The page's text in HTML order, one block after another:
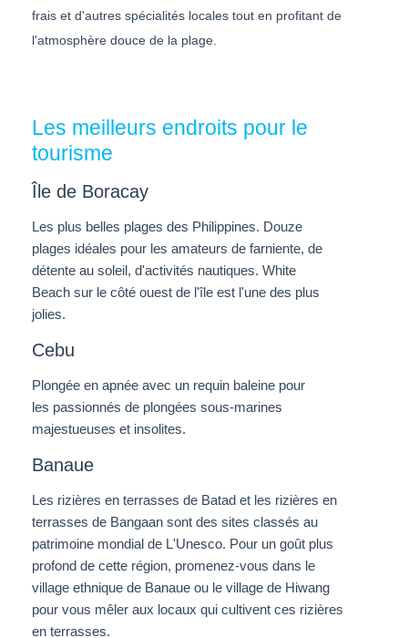
frais et d'autres spécialités locales tout en profitant de
l'atmosphère douce de la plage.
Les meilleurs endroits pour le
tourisme
Île de Boracay
Les plus belles plages des Philippines. Douze
plages idéales pour les amateurs de farniente, de
détente au soleil, d'activités nautiques. White
Beach sur le côté ouest de l'île est l'une des plus
jolies.
Cebu
Plongée en apnée avec un requin baleine pour
les passionnés de plongées sous-marines
majestueuses et insolites.
Banaue
Les rizières en terrasses de Batad et les rizières en
terrasses de Bangaan sont des sites classés au
patrimoine mondial de L'Unesco. Pour un goût plus
profond de cette région, promenez-vous dans le
village ethnique de Banaue ou le village de Hiwang
pour vous mêler aux locaux qui cultivent ces rizières
en terrasses.